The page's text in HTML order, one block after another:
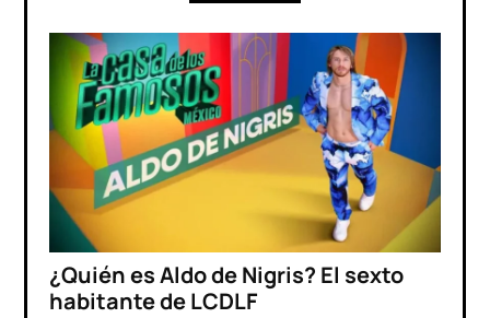
¿Quién es Aldo de Nigris? El sexto
habitante de LCDLF